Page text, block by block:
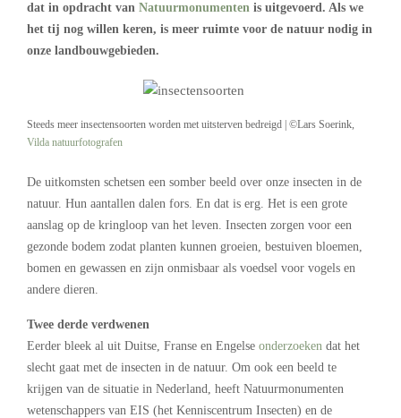
dat in opdracht van Natuurmonumenten is uitgevoerd. Als we
het tij nog willen keren, is meer ruimte voor de natuur nodig in
onze landbouwgebieden.
Steeds meer insectensoorten worden met uitsterven bedreigd | ©Lars Soerink,
Vilda natuurfotografen
De uitkomsten schetsen een somber beeld over onze insecten in de
natuur. Hun aantallen dalen fors. En dat is erg. Het is een grote
aanslag op de kringloop van het leven. Insecten zorgen voor een
gezonde bodem zodat planten kunnen groeien, bestuiven bloemen,
bomen en gewassen en zijn onmisbaar als voedsel voor vogels en
andere dieren.
Twee derde verdwenen
Eerder bleek al uit Duitse, Franse en Engelse onderzoeken dat het
slecht gaat met de insecten in de natuur. Om ook een beeld te
krijgen van de situatie in Nederland, heeft Natuurmonumenten
wetenschappers van EIS (het Kenniscentrum Insecten) en de